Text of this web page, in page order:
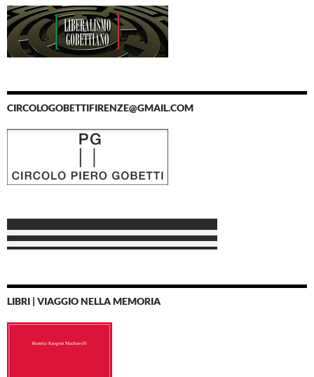
CIRCOLOGOBETTIFIRENZE@GMAIL.COM
LIBRI | VIAGGIO NELLA MEMORIA